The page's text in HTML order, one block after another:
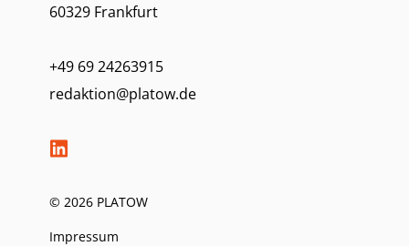
60329 Frankfurt
+49 69 24263915
redaktion@platow.de
© 2026 PLATOW
Impressum